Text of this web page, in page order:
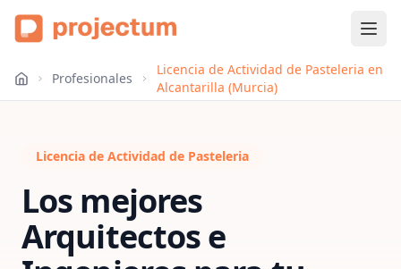
Profesionales
Licencia de Actividad de Pasteleria en
Alcantarilla (Murcia)
Licencia de Actividad de Pasteleria
Los mejores
Arquitectos e